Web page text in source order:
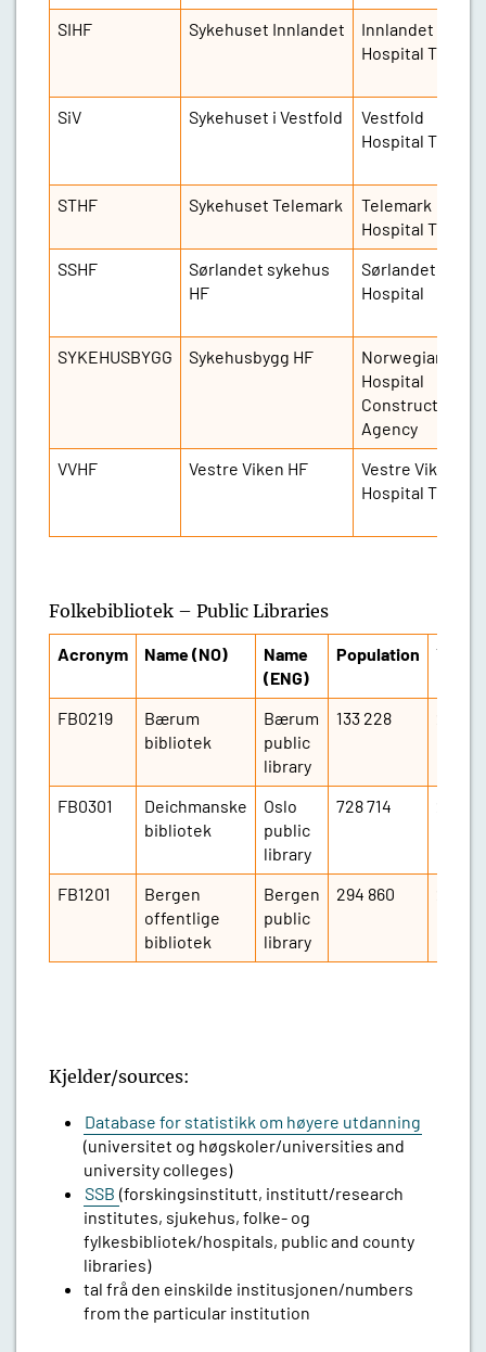
SIHF Sykehuset Innlandet
Innlandet
Hospital Trust
SiV Sykehuset i Vestfold
Vestfold
Hospital Trust
STHF Sykehuset Telemark
Telemark
Hospital Trust
SSHF
Sørlandet sykehus
HF
Sørlandet
Hospital
SYKEHUSBYGG Sykehusbygg HF
Norwegian
Hospital
Construction
Agency
VVHF
Vestre Viken HF
Vestre Viken
Hospital Trust
Folkebibliotek – Public Libraries
Acronym Name (NO)
Name
(ENG)
Population Year
FB0219
Bærum
bibliotek
Bærum
public
library
133 228
FB0301
Deichmanske
bibliotek
Oslo
public
library
728 714
FB1201
Bergen
offentlige
bibliotek
Bergen
public
library
294 860
Kjelder/sources:
Database for statistikk om høyere utdanning
(universitet og høgskoler/universities and
university colleges)
SSB (forskingsinstitutt, institutt/research
institutes, sjukehus, folke- og
fylkesbibliotek/hospitals, public and county
libraries)
tal frå den einskilde institusjonen/numbers
from the particular institution